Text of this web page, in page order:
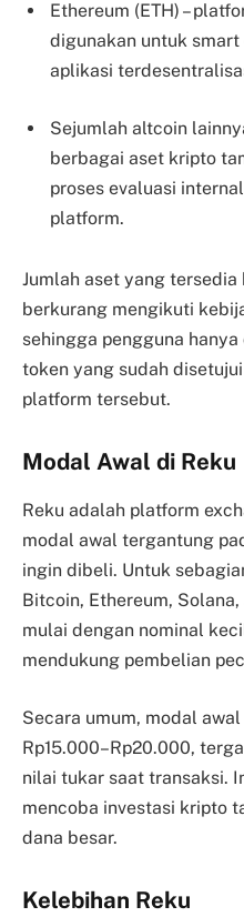
Ethereum (ETH) –
digunakan untuk
aplikasi
Sejumlah altcoin
berbagai aset kripto
proses evaluasi
platform.
Jumlah aset yang
berkurang mengikuti
sehingga pengguna
token yang sudah
platform tersebut.
Modal Awal di Reku
Reku adalah platform
modal awal tergantung
ingin dibeli. Untuk
Bitcoin, Ethereum,
mulai dengan nominal
mendukung pembelian
Secara umum, modal
Rp15.000–Rp20.000,
nilai tukar saat transaksi.
mencoba investasi kripto
dana besar.
Kelebihan Reku